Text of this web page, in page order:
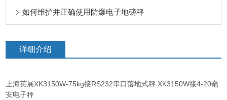
如何维护并正确使用防爆电子地磅秤
详细介绍
上海英展XK3150W-75kg接RS232串口落地式秤 XK3150W接4-20毫
安电子秤